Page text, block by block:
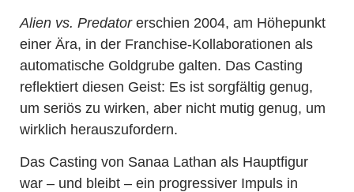
Alien vs. Predatorerschien 2004, am Höhepunkt
einer Ära, in der Franchise-Kollaborationen als
automatische Goldgrube galten. Das Casting
reflektiert diesen Geist: Es ist sorgfältig genug,
um seriös zu wirken, aber nicht mutig genug, um
wirklich herauszufordern.
Das Casting von Sanaa Lathan als Hauptfigur
war – und bleibt – ein progressiver Impuls in